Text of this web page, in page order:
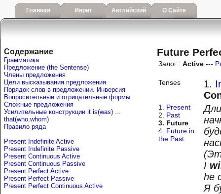
Главная Иврит Английский О Сайте
Содержание
Грамматика
Предложение (the Sentense)
Члены предложения
Цели высказывания предложения
Порядок слов в предложении. Инверсия
Вопросительные и отрицательные формы
Сложные предложения
Усилительные конструкции it is(was) ...
that(who,whom)
Правило ряда
Present Indefinite Active
Present Indefinite Passive
Present Continuous Active
Present Continuous Passive
Present Perfect Active
Present Perfect Passive
Present Perfect Continuous Active
Future
Залог : Active ---
Tenses 1.
1. Present
2. Past
3. Future
4. Future in
the Past
I
he
Я